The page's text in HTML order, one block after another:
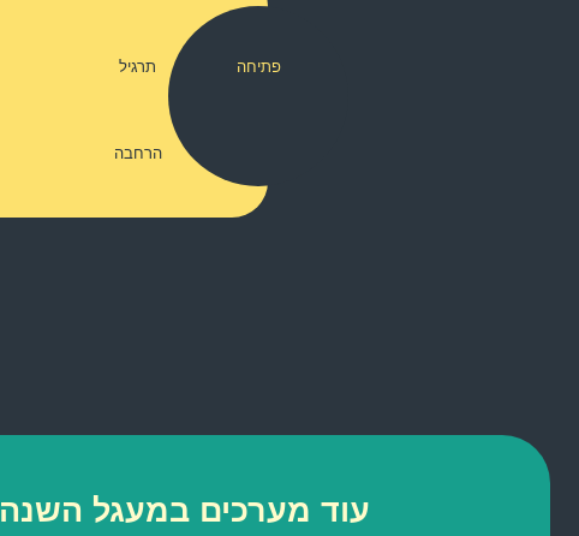
פתיחה תרגיל
הרחבה
עוד מערכים במעגל השנה